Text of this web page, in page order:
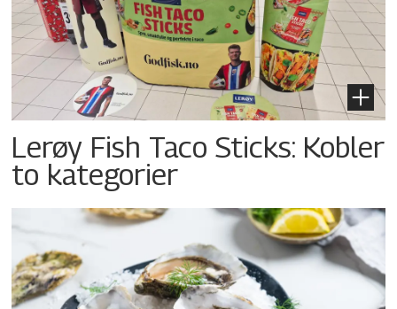
Lerøy Fish Taco Sticks: Kobler
to kategorier